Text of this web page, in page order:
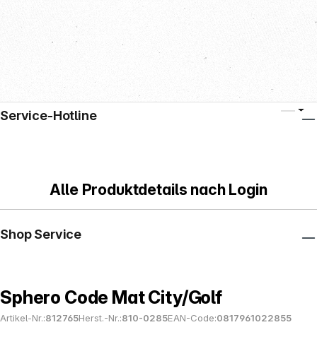
Alle Produktdetails nach Login
Sphero Code Mat City/Golf
Artikel-Nr.:812765Herst.-Nr.:810-0285EAN-Code:0817961022855
Service-Hotline
Shop Service